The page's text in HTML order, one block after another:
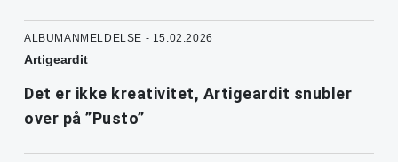
ALBUMANMELDELSE - 15.02.2026
Artigeardit
Det er ikke kreativitet, Artigeardit snubler
over på ”Pusto”